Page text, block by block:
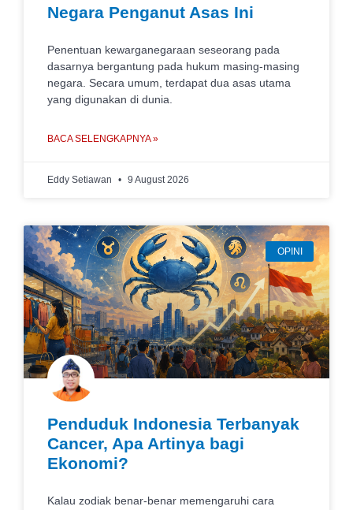
Negara Penganut Asas Ini
Penentuan kewarganegaraan seseorang pada
dasarnya bergantung pada hukum masing-masing
negara. Secara umum, terdapat dua asas utama
yang digunakan di dunia.
BACA SELENGKAPNYA »
Eddy Setiawan 9 August 2026
OPINI
Penduduk Indonesia Terbanyak
Cancer, Apa Artinya bagi
Ekonomi?
Kalau zodiak benar-benar memengaruhi cara